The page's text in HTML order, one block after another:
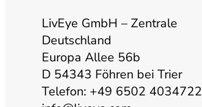
t
u
LivEye GmbH – Zentrale
Deutschland
Europa Allee 56b
D 54343 Föhren bei Trier
Telefon: +49 6502 4034722